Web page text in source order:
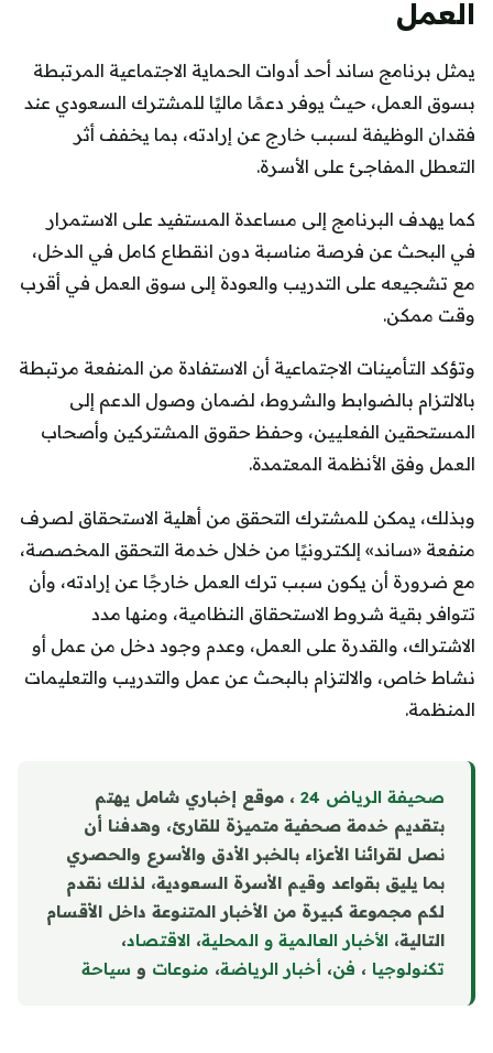
العمل
يمثل برنامج ساند أحد أدوات الحماية الاجتماعية المرتبطة
بسوق العمل، حيث يوفر دعمًا ماليًا للمشترك السعودي عند
فقدان الوظيفة لسبب خارج عن إرادته، بما يخفف أثر
التعطل المفاجئ على الأسرة.
كما يهدف البرنامج إلى مساعدة المستفيد على الاستمرار
في البحث عن فرصة مناسبة دون انقطاع كامل في الدخل،
مع تشجيعه على التدريب والعودة إلى سوق العمل في أقرب
وقت ممكن.
وتؤكد التأمينات الاجتماعية أن الاستفادة من المنفعة مرتبطة
بالالتزام بالضوابط والشروط، لضمان وصول الدعم إلى
المستحقين الفعليين، وحفظ حقوق المشتركين وأصحاب
العمل وفق الأنظمة المعتمدة.
وبذلك، يمكن للمشترك التحقق من أهلية الاستحقاق لصرف
منفعة «ساند» إلكترونيًا من خلال خدمة التحقق المخصصة،
مع ضرورة أن يكون سبب ترك العمل خارجًا عن إرادته، وأن
تتوافر بقية شروط الاستحقاق النظامية، ومنها مدد
الاشتراك، والقدرة على العمل، وعدم وجود دخل من عمل أو
نشاط خاص، والالتزام بالبحث عن عمل والتدريب والتعليمات
المنظمة.
صحيفة الرياض 24
، موقع إخباري شامل يهتم
بتقديم خدمة صحفية متميزة للقارئ، وهدفنا أن
نصل لقرائنا الأعزاء بالخبر الأدق والأسرع والحصري
بما يليق بقواعد وقيم الأسرة السعودية، لذلك نقدم
لكم مجموعة كبيرة من الأخبار المتنوعة داخل الأقسام
التالية، الأخبار العالمية و المحلية، الاقتصاد،
تكنولوجيا ، فن، أخبار الرياضة، منوعات و سياحة